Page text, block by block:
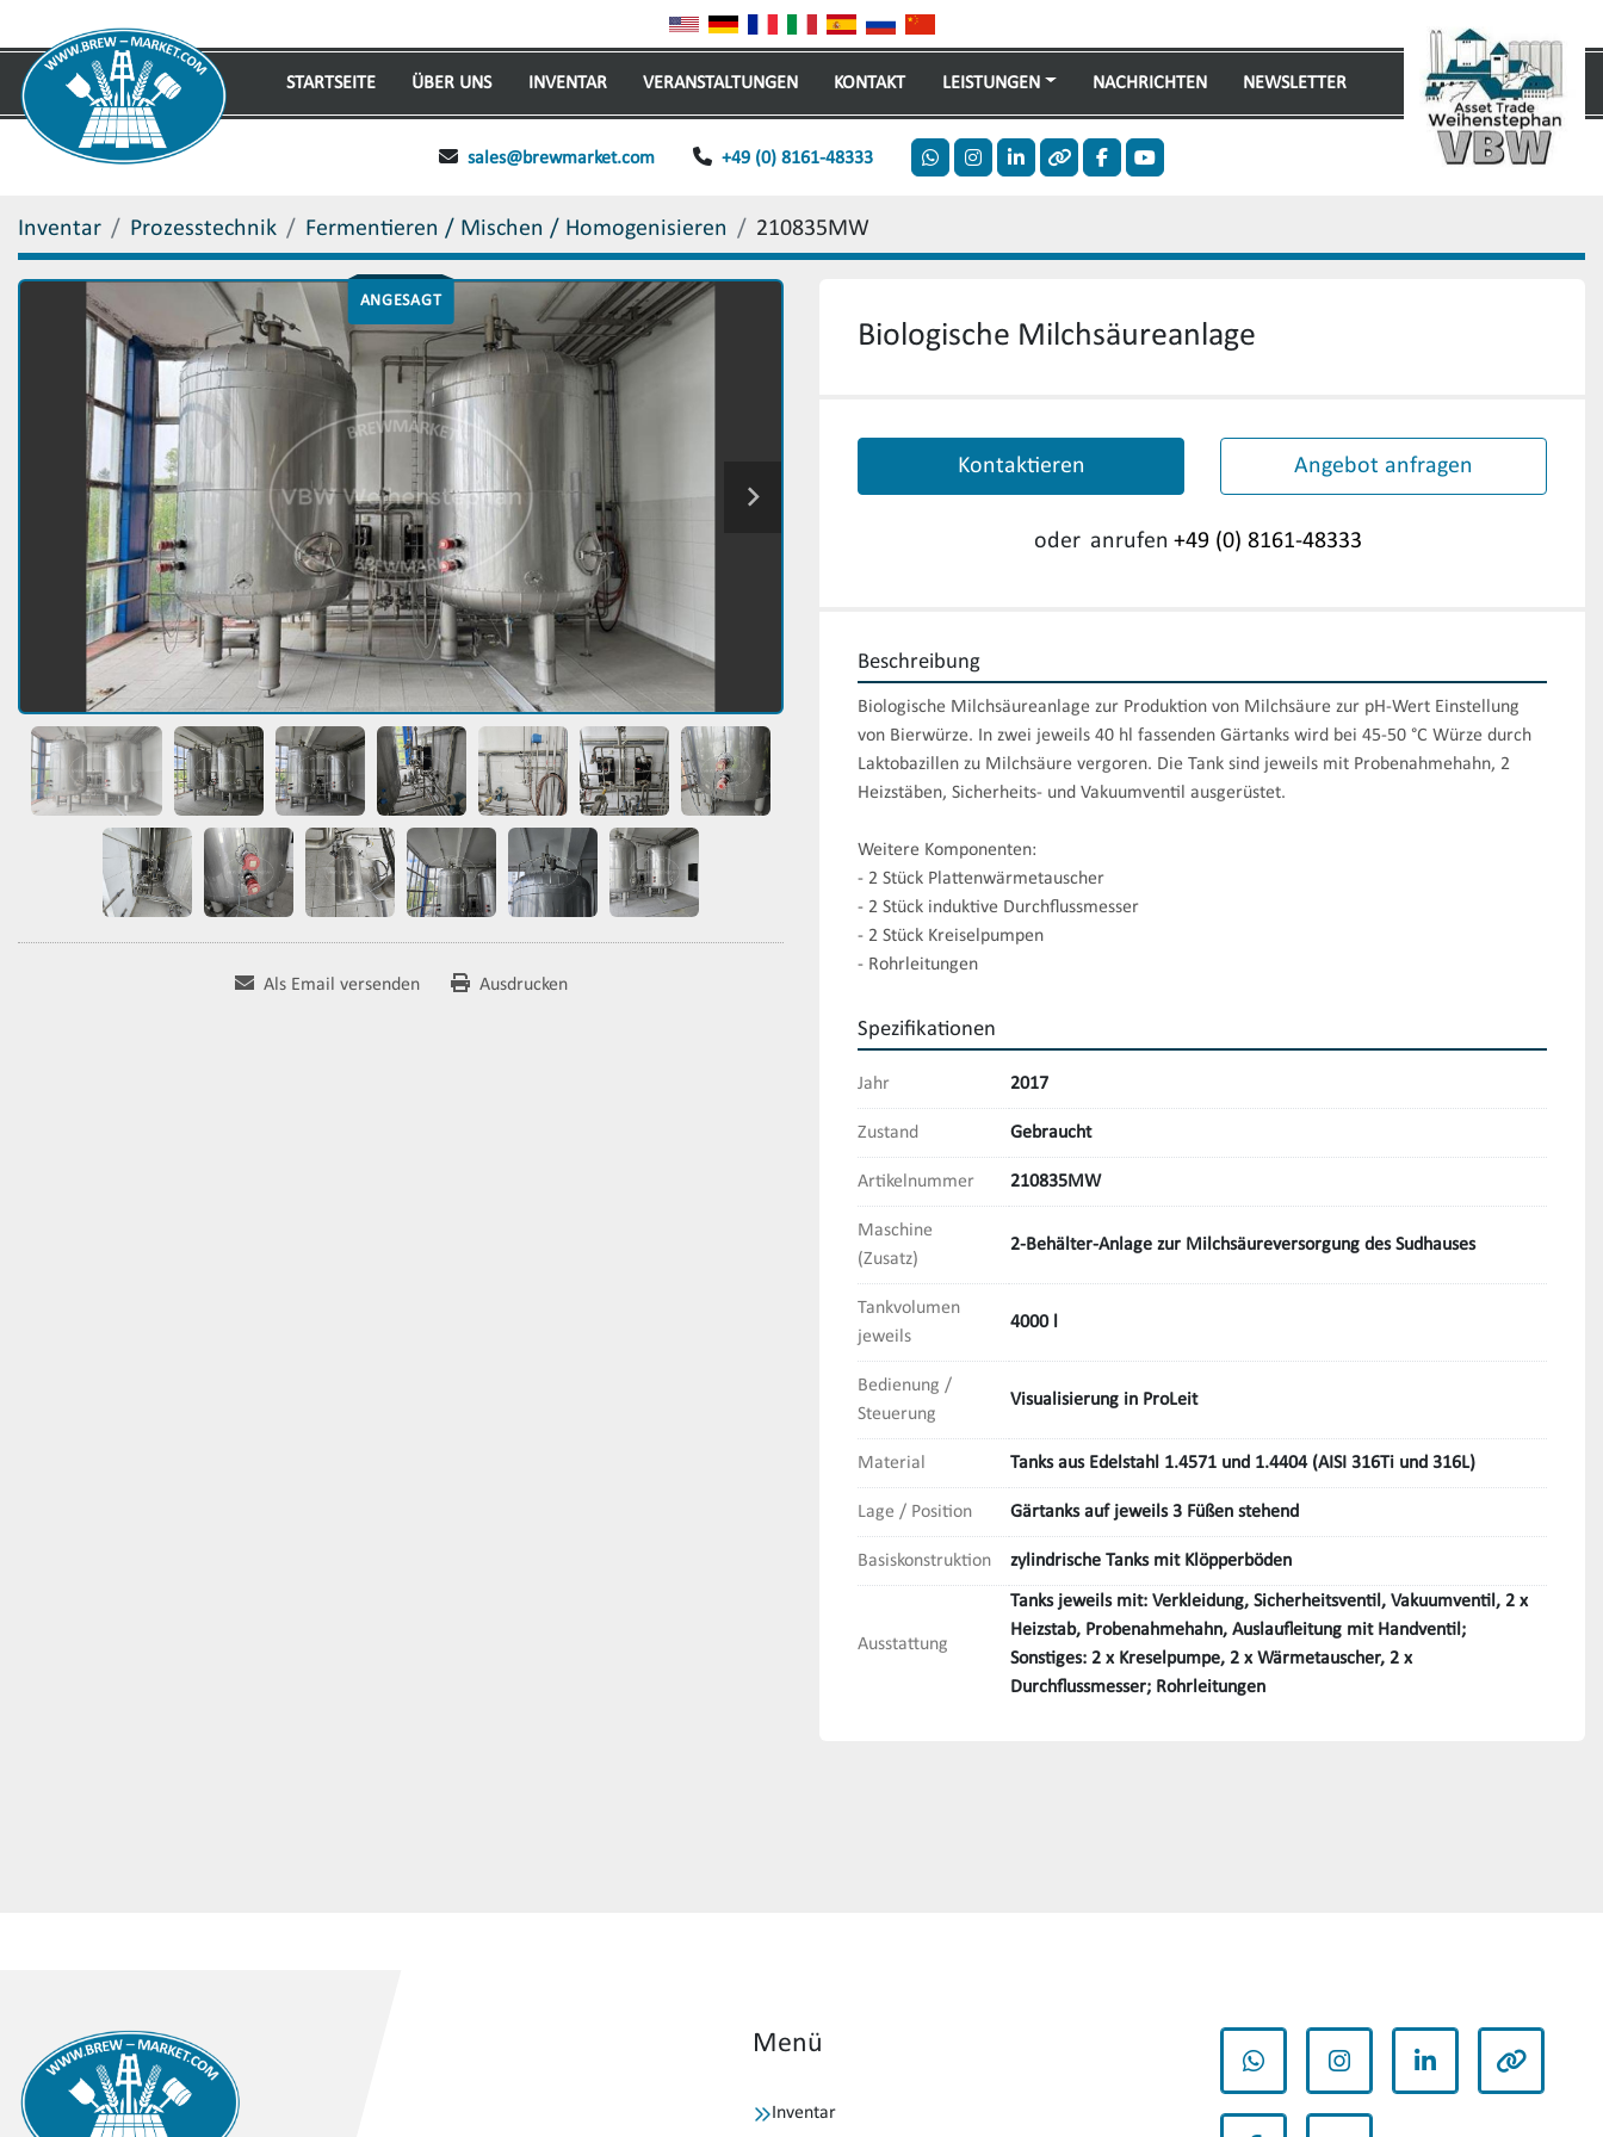
STARTSEITE ÜBER UNS INVENTAR NACHRICHTEN
LEISTUNGEN
VERANSTALTUNGEN KONTAKT NEWSLETTER
sales@brewmarket.com +49 (0) 8161-48333
whatsappinstagram
linkedinotherfacebookyoutube
Inventar Prozesstechnik Fermentieren / Mischen / Homogenisieren 210835MW
ANGESAGT
Als Email versenden Ausdrucken
Biologische Milchsäureanlage
Kontaktieren Angebot anfragen
oder anrufen +49 (0) 8161-48333
Beschreibung
Biologische Milchsäureanlage zur Produktion von Milchsäure zur pH-Wert Einstellung
von Bierwürze. In zwei jeweils 40 hl fassenden Gärtanks wird bei 45-50 °C Würze durch
Laktobazillen zu Milchsäure vergoren. Die Tank sind jeweils mit Probenahmehahn, 2
Heizstäben, Sicherheits- und Vakuumventil ausgerüstet.
Weitere Komponenten:
- 2 Stück Plattenwärmetauscher
- 2 Stück induktive Durchflussmesser
- 2 Stück Kreiselpumpen
- Rohrleitungen
Spezifikationen
Jahr 2017
Zustand Gebraucht
Artikelnummer 210835MW
Maschine
(Zusatz)
2-Behälter-Anlage zur Milchsäureversorgung des Sudhauses
Tankvolumen
jeweils
4000 l
Bedienung /
Steuerung
Visualisierung in ProLeit
Material Tanks aus Edelstahl 1.4571 und 1.4404 (AISI 316Ti und 316L)
Lage / Position Gärtanks auf jeweils 3 Füßen stehend
Basiskonstruktion zylindrische Tanks mit Klöpperböden
Ausstattung
Tanks jeweils mit: Verkleidung, Sicherheitsventil, Vakuumventil, 2 x
Heizstab, Probenahmehahn, Auslaufleitung mit Handventil;
Sonstiges: 2 x Kreselpumpe, 2 x Wärmetauscher, 2 x
Durchflussmesser; Rohrleitungen
Menü
Inventar
WhatsAppInstagramLinkedInandere